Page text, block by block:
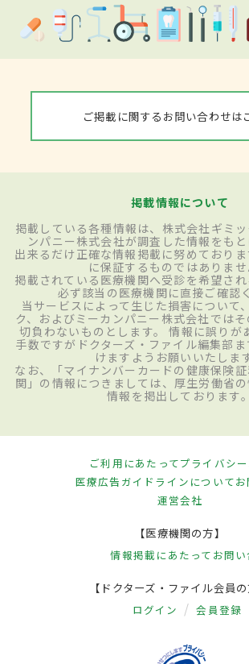
ご掲載に関するお問い合わせは
掲載情報について
掲載している各種情報は、株式会社ギミ
ンパニー株式会社が調査した情報をもと
出来るだけ正確な情報掲載に努めており
に保証するものではありませ
掲載されている医療機関へ受診を希望さ
必ず該当の医療機関に直接ご確認
当サービスによって生じた損害について
ク、およびミーカンパニー株式会社では
切負わないものとします。 情報に誤りが
手数ですがドクターズ・ファイル編集部
けますようお願いいたします
なお、「マイナンバーカードの健康保険
関」の情報につきましては、厚生労働省の
情報を掲出しております。
ご利用にあたってプライバシ
医療広告ガイドラインについて
運営会社
【医療機関の方】
情報掲載にあたって お問
【ドクターズ・ファイル会員の
ログイン 会員登録